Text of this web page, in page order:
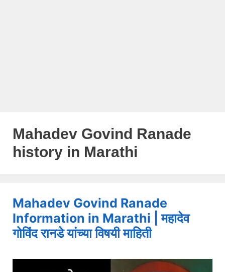
Mahadev Govind Ranade
history in Marathi
Mahadev Govind Ranade
Information in Marathi | महादेव
गोविंद रानडे यांच्या विषयी माहिती